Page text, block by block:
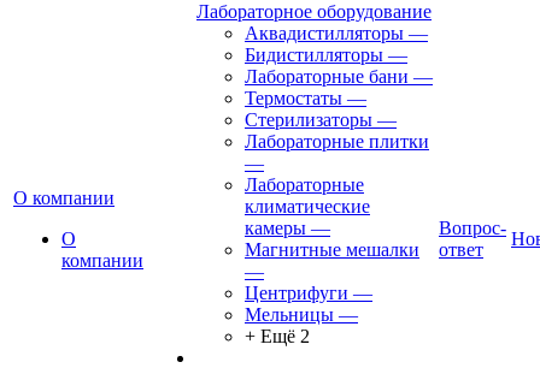
О компании
О
компании
Лабораторное оборудование
Аквадистилляторы —
Бидистилляторы —
Лабораторные бани —
Термостаты —
Стерилизаторы —
Лабораторные плитки
—
Лабораторные
климатические
камеры —
Магнитные мешалки
—
Центрифуги —
Мельницы —
+ Ещё 2
Вопрос-
ответ